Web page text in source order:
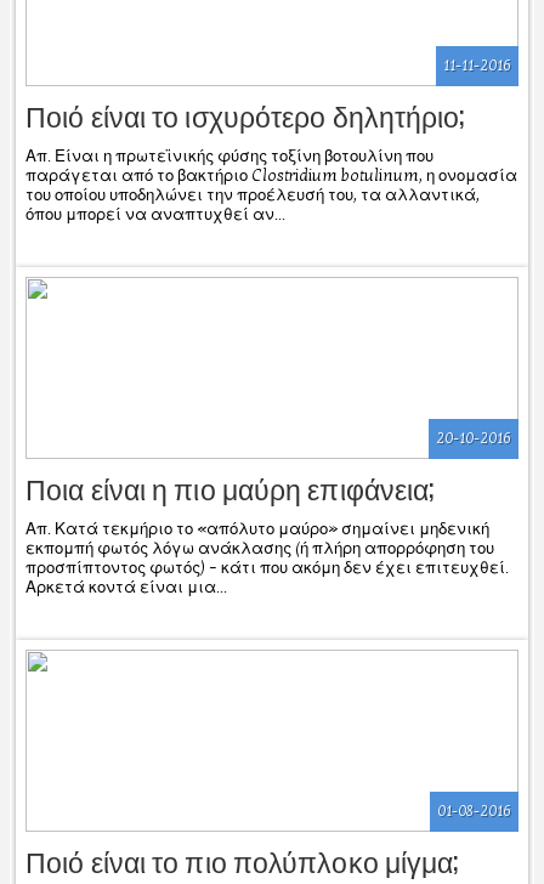
11-11-2016
Ποιό είναι το ισχυρότερο δηλητήριο;
Απ. Είναι η πρωτεϊνικής φύσης τοξίνη βοτουλίνη που
παράγεται από το βακτήριο Clostridium botulinum, η ονομασία
του οποίου υποδηλώνει την προέλευσή του, τα αλλαντικά,
όπου μπορεί να αναπτυχθεί αν...
20-10-2016
Ποια είναι η πιο μαύρη επιφάνεια;
Απ. Κατά τεκμήριο το «απόλυτο μαύρο» σημαίνει μηδενική
εκπομπή φωτός λόγω ανάκλασης (ή πλήρη απορρόφηση του
προσπίπτοντος φωτός) – κάτι που ακόμη δεν έχει επιτευχθεί.
Αρκετά κοντά είναι μια...
01-08-2016
Ποιό είναι το πιο πολύπλοκο μίγμα;